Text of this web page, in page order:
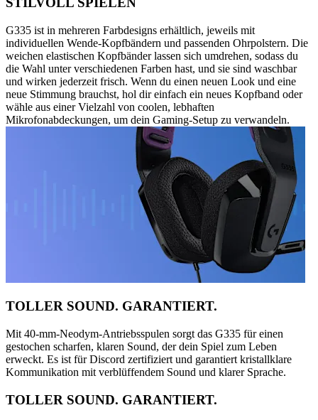
G335 ist in mehreren Farbdesigns erhältlich, jeweils mit
individuellen Wende-Kopfbändern und passenden Ohrpolstern. Die
weichen elastischen Kopfbänder lassen sich umdrehen, sodass du
die Wahl unter verschiedenen Farben hast, und sie sind waschbar
und wirken jederzeit frisch. Wenn du einen neuen Look und eine
neue Stimmung brauchst, hol dir einfach ein neues Kopfband oder
wähle aus einer Vielzahl von coolen, lebhaften
Mikrofonabdeckungen, um dein Gaming-Setup zu verwandeln.
TOLLER SOUND. GARANTIERT.
Mit 40-mm-Neodym-Antriebsspulen sorgt das G335 für einen
gestochen scharfen, klaren Sound, der dein Spiel zum Leben
erweckt. Es ist für Discord zertifiziert und garantiert kristallklare
Kommunikation mit verblüffendem Sound und klarer Sprache.
TOLLER SOUND. GARANTIERT.